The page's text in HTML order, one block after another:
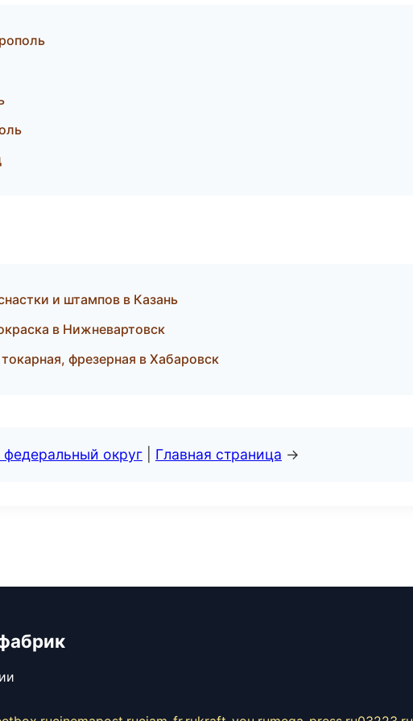
и штампов в Казань
в Нижневартовск
фрезерная в Хабаровск
округ Главная страница →